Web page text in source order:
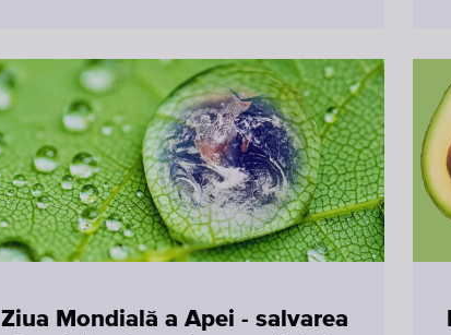
Ziua Mondială a Apei - salvarea